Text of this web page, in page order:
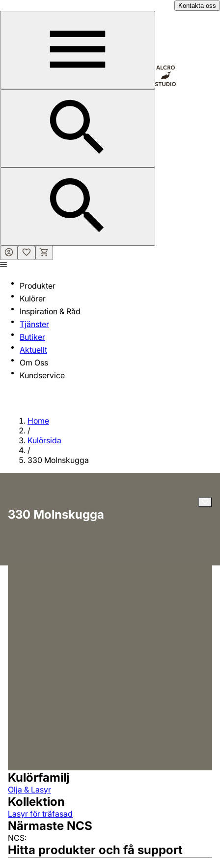
Kontakta oss
Produkter
Kulörer
Inspiration & Råd
Tjänster
Butiker
Aktuellt
Om Oss
Kundservice
Home
/
Kulörsida
/
330 Molnskugga
330 Molnskugga
Kulörfamilj
Olja & Lasyr
Kollektion
Lasyr för träfasad
Närmaste NCS
NCS:
Hitta produkter och få support